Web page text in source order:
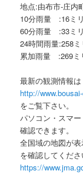
地点:由布市-庄内
10分雨量 :16ミリ
60分雨量 :33ミリ
24時間雨量:258ミ
累加雨量 :269ミ
最新の観測情報は
http://
をご覧下さい。
パソコン・スマ
確認できます。
全国域の地図が
を確認してくださ
https://